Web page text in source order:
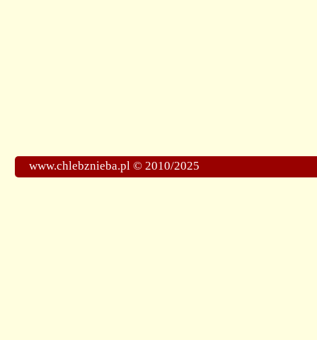
www.chlebznieba.pl © 2010/2025